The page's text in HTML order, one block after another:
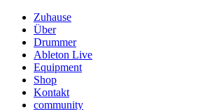
Zuhause
Über
Drummer
Ableton Live
Equipment
Shop
Kontakt
community